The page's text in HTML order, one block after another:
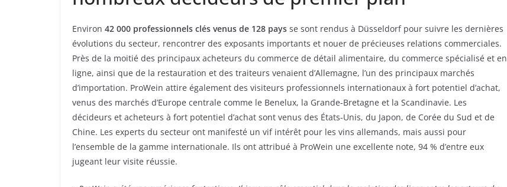
Environ 42 000 professionnels clés venus de 128 pays se sont rendus à Düsseldorf pour suivre les dernières
évolutions du secteur, rencontrer des exposants importants et nouer de précieuses relations commerciales.
Près de la moitié des principaux acheteurs du commerce de détail alimentaire, du commerce spécialisé et en
ligne, ainsi que de la restauration et des traiteurs venaient d’Allemagne, l’un des principaux marchés
d’importation. ProWein attire également des visiteurs professionnels internationaux à fort potentiel d’achat,
venus des marchés d’Europe centrale comme le Benelux, la Grande-Bretagne et la Scandinavie. Les
décideurs et acheteurs à fort potentiel d’achat sont venus des États-Unis, du Japon, de Corée du Sud et de
Chine. Les experts du secteur ont manifesté un vif intérêt pour les vins allemands, mais aussi pour
l’ensemble de la gamme internationale. Ils ont attribué à ProWein une excellente note, 94 % d’entre eux
jugeant leur visite réussie.